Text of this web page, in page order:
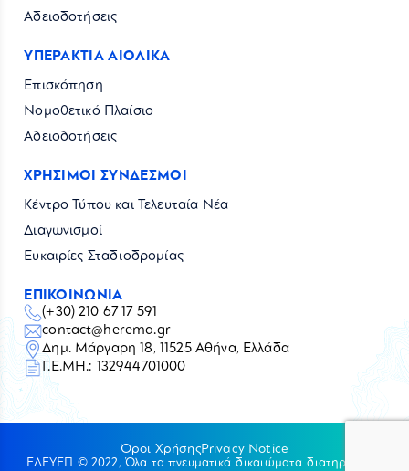
Αδειοδοτήσεις
ΥΠΕΡΑΚΤΙΑ ΑΙΟΛΙΚΑ
Επισκόπηση
Νομοθετικό Πλαίσιο
Αδειοδοτήσεις
ΧΡΗΣΙΜΟΙ ΣΥΝΔΕΣΜΟΙ
Κέντρο Τύπου και Τελευταία Νέα
Διαγωνισμοί
Ευκαιρίες Σταδιοδρομίας
ΕΠΙΚΟΙΝΩΝΙΑ
(+30) 210 67 17 591
contact@herema.gr
Δημ. Μάργαρη 18, 11525 Αθήνα, Ελλάδα
Γ.Ε.ΜΗ.: 132944701000
ΕΔΕΥΕΠ © 2022, Όλα τα πνευματικά δικαιώματα διατηρούνται
Όροι ΧρήσηςPrivacy Notice